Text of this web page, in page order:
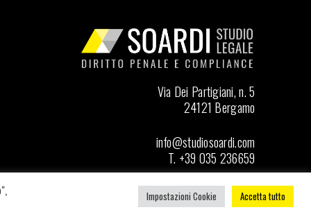
Via Dei Partigiani, n. 5
24121 Bergamo
info@studiosoardi.com
T. +39 035 236659
Seguici su LinkedIn
Impostazioni Cookie Accetta tutto